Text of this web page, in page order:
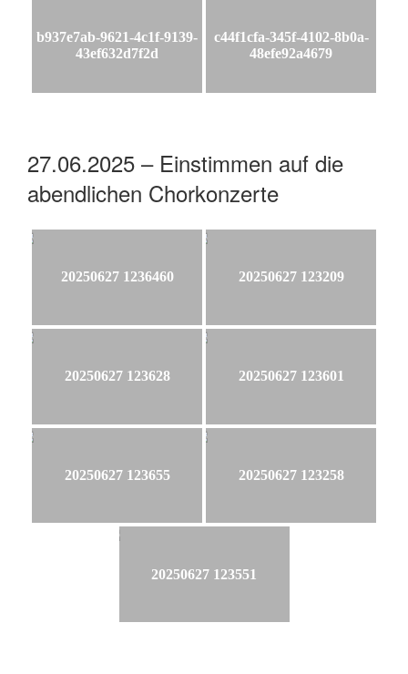
b937e7ab-9621-4c1f-9139-
43ef632d7f2d
c44f1cfa-345f-4102-8b0a-
48efe92a4679
27.06.2025 – Einstimmen auf die
abendlichen Chorkonzerte
20250627 1236460 20250627 123209
20250627 123628 20250627 123601
20250627 123655 20250627 123258
20250627 123551